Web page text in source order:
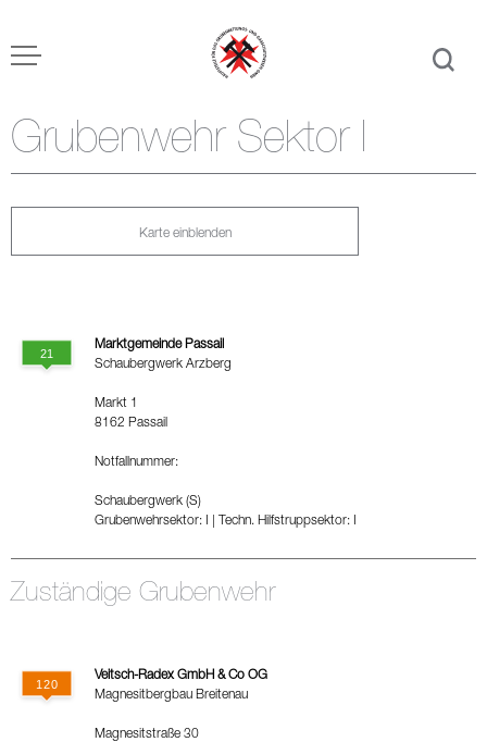
Grubenwehr Sektor I
Karte einblenden
Marktgemeinde Passail
Schaubergwerk Arzberg
Markt 1
8162 Passail
Notfallnummer:
Schaubergwerk (S)
Grubenwehrsektor: I
Techn. Hilfstruppsektor: I
Zuständige Grubenwehr
Veitsch-Radex GmbH & Co OG
Magnesitbergbau Breitenau
Magnesitstraße 30